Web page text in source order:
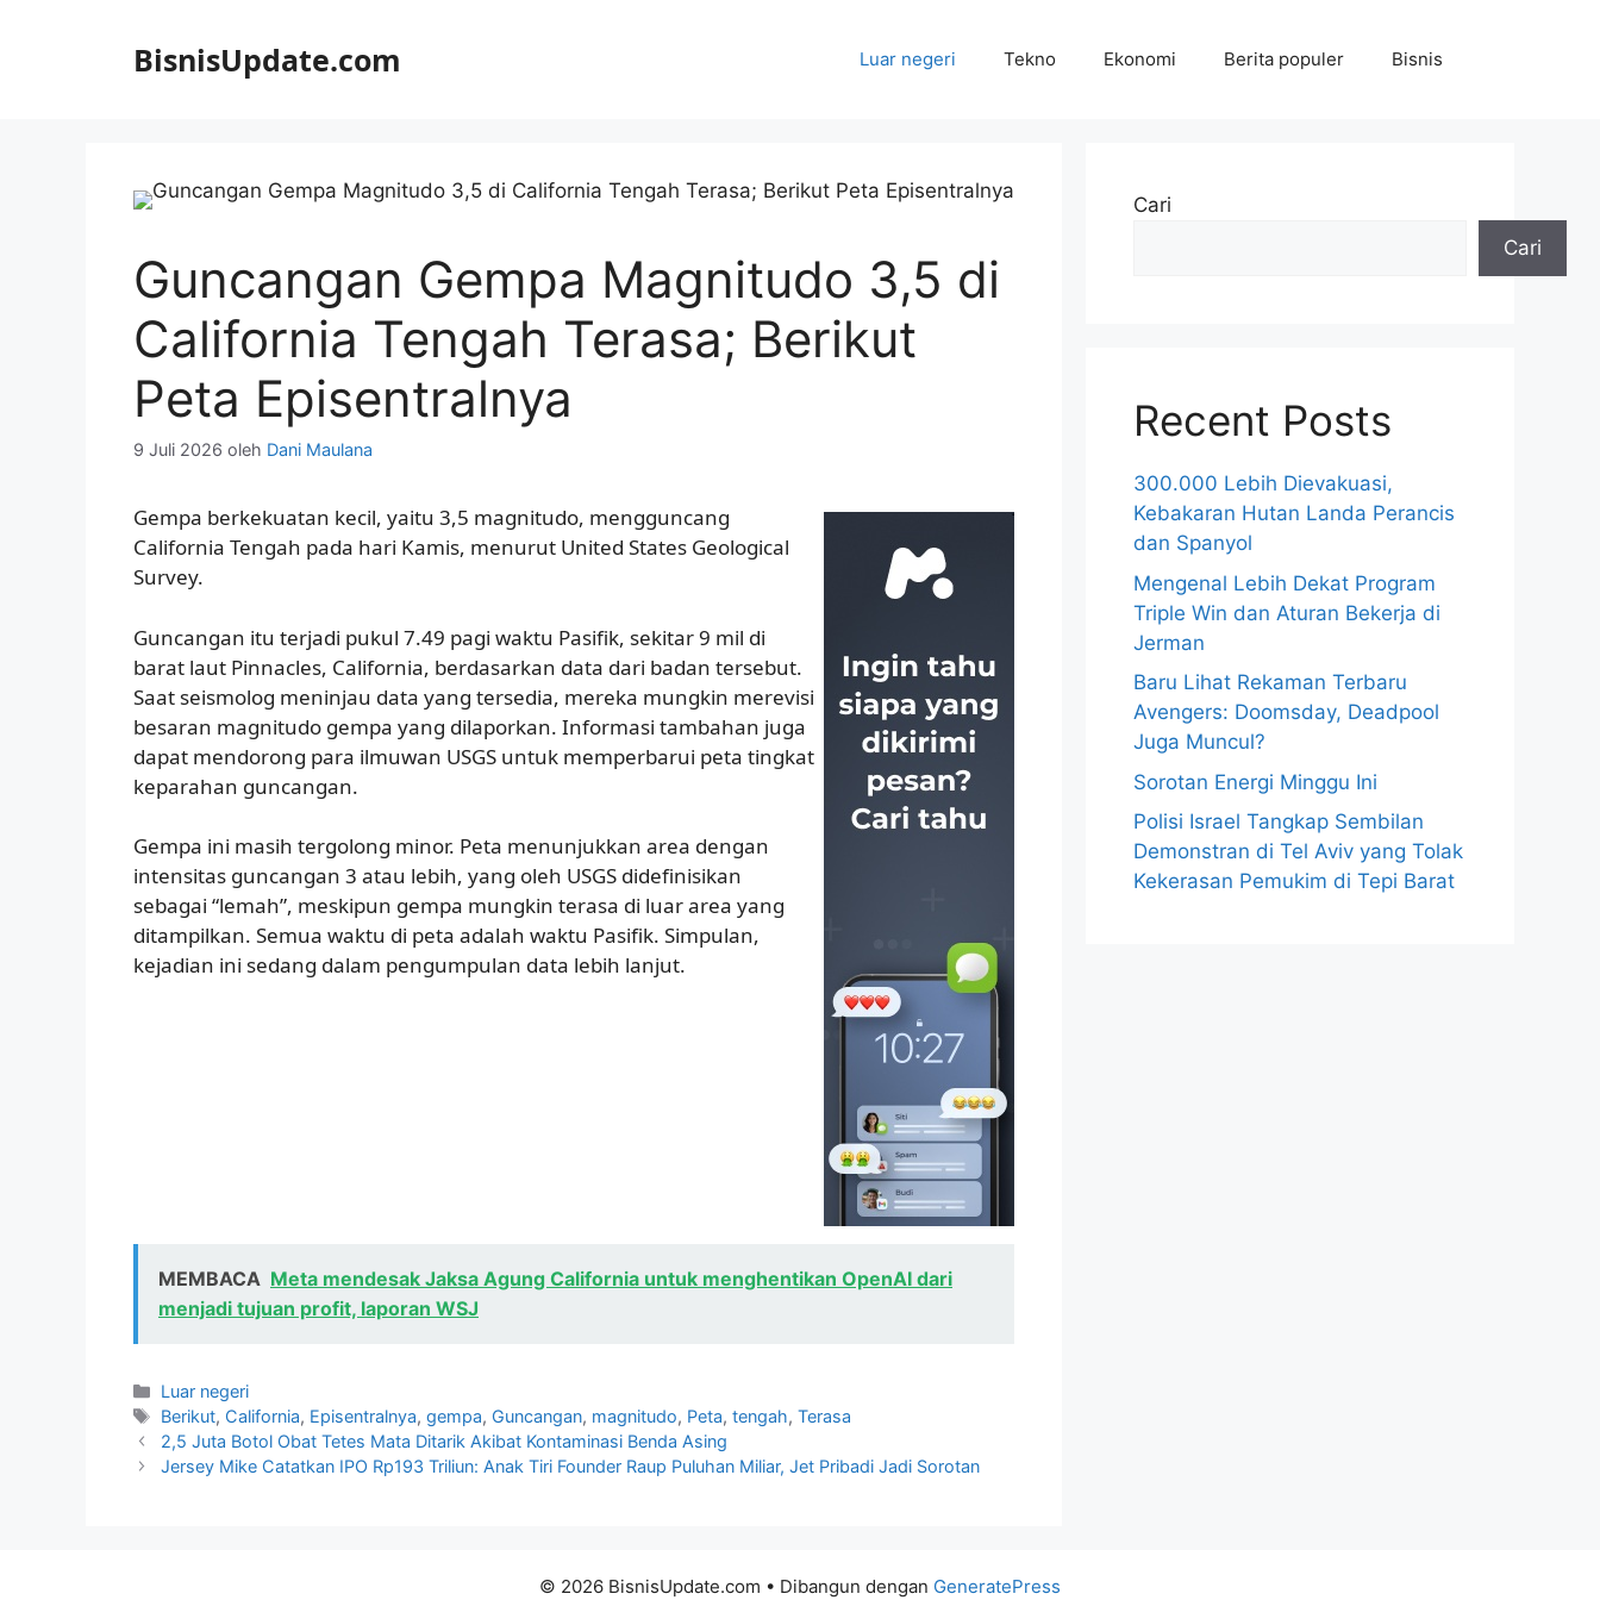
BisnisUpdate.com Luar negeri Tekno Ekonomi Berita populer Bisnis
Guncangan Gempa Magnitudo 3,5 di
California Tengah Terasa; Berikut
Peta Episentralnya
9 Juli 2026 oleh Dani Maulana
Gempa berkekuatan kecil, yaitu 3,5 magnitudo, mengguncang
California Tengah pada hari Kamis, menurut United States Geological
Survey.
Guncangan itu terjadi pukul 7.49 pagi waktu Pasifik, sekitar 9 mil di
barat laut Pinnacles, California, berdasarkan data dari badan tersebut.
Saat seismolog meninjau data yang tersedia, mereka mungkin merevisi
besaran magnitudo gempa yang dilaporkan. Informasi tambahan juga
dapat mendorong para ilmuwan USGS untuk memperbarui peta tingkat
keparahan guncangan.
Gempa ini masih tergolong minor. Peta menunjukkan area dengan
intensitas guncangan 3 atau lebih, yang oleh USGS didefinisikan
sebagai “lemah”, meskipun gempa mungkin terasa di luar area yang
ditampilkan. Semua waktu di peta adalah waktu Pasifik. Simpulan,
kejadian ini sedang dalam pengumpulan data lebih lanjut.
MEMBACA Meta mendesak Jaksa Agung California untuk menghentikan OpenAI dari
menjadi tujuan profit, laporan WSJ
Kategori
Luar negeri
Tag
Berikut, California, Episentralnya,gempa, Guncangan, magnitudo, Peta,tengah,Terasa
2,5 Juta Botol Obat Tetes Mata Ditarik Akibat Kontaminasi Benda Asing
Jersey Mike Catatkan IPO Rp193 Triliun: Anak Tiri Founder Raup Puluhan Miliar, Jet Pribadi Jadi Sorotan
Cari
Cari
Recent Posts
300.000 Lebih Dievakuasi,
Kebakaran Hutan Landa Perancis
dan Spanyol
Mengenal Lebih Dekat Program
Triple Win dan Aturan Bekerja di
Jerman
Baru Lihat Rekaman Terbaru
Avengers: Doomsday, Deadpool
Juga Muncul?
Sorotan Energi Minggu Ini
Polisi Israel Tangkap Sembilan
Demonstran di Tel Aviv yang Tolak
Kekerasan Pemukim di Tepi Barat
© 2026 BisnisUpdate.com • Dibangun dengan GeneratePress